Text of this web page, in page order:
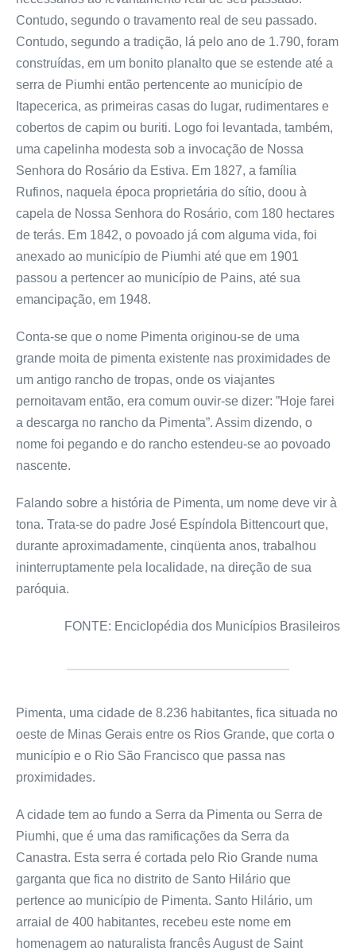
Contudo, segundo o travamento real de seu passado.
Contudo, segundo a tradição, lá pelo ano de 1.790, foram
construídas, em um bonito planalto que se estende até a
serra de Piumhi então pertencente ao município de
Itapecerica, as primeiras casas do lugar, rudimentares e
cobertos de capim ou buriti. Logo foi levantada, também,
uma capelinha modesta sob a invocação de Nossa
Senhora do Rosário da Estiva. Em 1827, a família
Rufinos, naquela época proprietária do sítio, doou à
capela de Nossa Senhora do Rosário, com 180 hectares
de terás. Em 1842, o povoado já com alguma vida, foi
anexado ao município de Piumhi até que em 1901
passou a pertencer ao município de Pains, até sua
emancipação, em 1948.
Conta-se que o nome Pimenta originou-se de uma
grande moita de pimenta existente nas proximidades de
um antigo rancho de tropas, onde os viajantes
pernoitavam então, era comum ouvir-se dizer: ”Hoje farei
a descarga no rancho da Pimenta”. Assim dizendo, o
nome foi pegando e do rancho estendeu-se ao povoado
nascente.
Falando sobre a história de Pimenta, um nome deve vir à
tona. Trata-se do padre José Espíndola Bittencourt que,
durante aproximadamente, cinqüenta anos, trabalhou
ininterruptamente pela localidade, na direção de sua
paróquia.
FONTE: Enciclopédia dos Municípios Brasileiros
Pimenta, uma cidade de 8.236 habitantes, fica situada no
oeste de Minas Gerais entre os Rios Grande, que corta o
município e o Rio São Francisco que passa nas
proximidades.
A cidade tem ao fundo a Serra da Pimenta ou Serra de
Piumhi, que é uma das ramificações da Serra da
Canastra. Esta serra é cortada pelo Rio Grande numa
garganta que fica no distrito de Santo Hilário que
pertence ao município de Pimenta. Santo Hilário, um
arraial de 400 habitantes, recebeu este nome em
homenagem ao naturalista francês August de Saint